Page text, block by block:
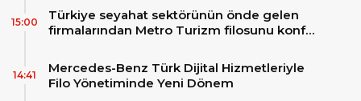
Türkiye seyahat sektörünün önde gelen
firmalarından Metro Turizm filosunu konfor
MAN Skyliner ile güçlendirdi!
15:00
Mercedes-Benz Türk Dijital Hizmetleriyle
Filo Yönetiminde Yeni Dönem
14:41